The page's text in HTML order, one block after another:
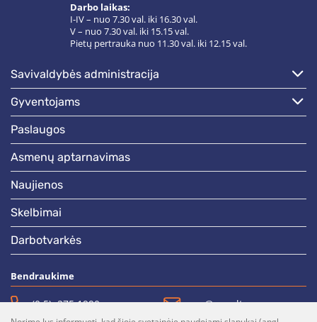
Darbo laikas:
I-IV – nuo 7.30 val. iki 16.30 val.
V – nuo 7.30 val. iki 15.15 val.
Pietų pertrauka nuo 11.30 val. iki 12.15 val.
savivaldybės administracija
gyventojams
paslaugos
asmenų aptarnavimas
naujienos
skelbimai
darbotvarkės
Bendraukime
(0 5)  275 1990 vrsa@vrsa.lt